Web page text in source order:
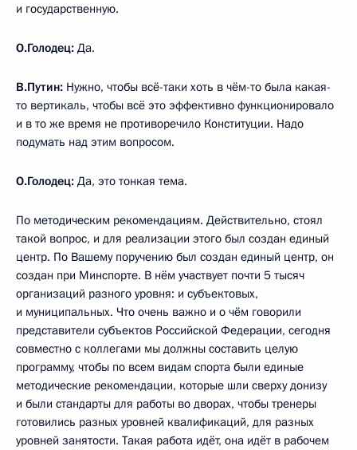
и государственную.
О.Голодец: Да.
В.Путин: Нужно, чтобы всё-таки хоть в чём-то была какая-
то вертикаль, чтобы всё это эффективно функционировало
и в то же время не противоречило Конституции. Надо
подумать над этим вопросом.
О.Голодец: Да, это тонкая тема.
По методическим рекомендациям. Действительно, стоял
такой вопрос, и для реализации этого был создан единый
центр. По Вашему поручению был создан единый центр, он
создан при Минспорте. В нём участвует почти 5 тысяч
организаций разного уровня: и субъектовых,
и муниципальных. Что очень важно и о чём говорили
представители субъектов Российской Федерации, сегодня
совместно с коллегами мы должны составить целую
программу, чтобы по всем видам спорта были единые
методические рекомендации, которые шли сверху донизу
и были стандарты для работы во дворах, чтобы тренеры
готовились разных уровней квалификаций, для разных
уровней занятости. Такая работа идёт, она идёт в рабочем